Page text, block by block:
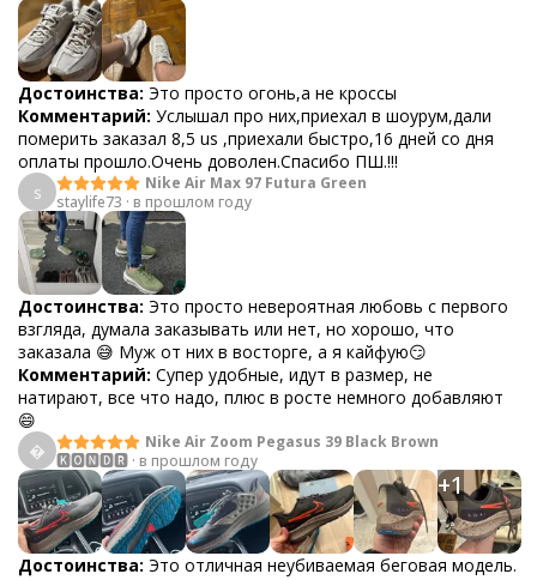
Достоинства: Это просто огонь,а не кроссы
Комментарий: Услышал про них,приехал в шоурум,дали
померить заказал 8,5 us ,приехали быстро,16 дней со дня
оплаты прошло.Очень доволен.Спасибо ПШ.!!!
s
Nike Air Max 97 Futura Green
staylife73 · в прошлом году
Достоинства: Это просто невероятная любовь с первого
взгляда, думала заказывать или нет, но хорошо, что
заказала 😅 Муж от них в восторге, а я кайфую😏
Комментарий: Супер удобные, идут в размер, не
натирают, все что надо, плюс в росте немного добавляют
😄

Nike Air Zoom Pegasus 39 Black Brown
🅺🅾🅽🅳🆁 · в прошлом году
+1
Достоинства: Это отличная неубиваемая беговая модель.